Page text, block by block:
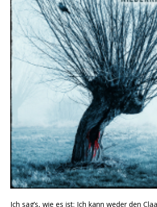
Ich sag’s, wie es ist: Ich kann weder den